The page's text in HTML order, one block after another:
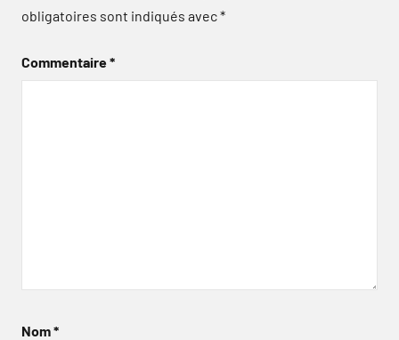
obligatoires sont indiqués avec*
Commentaire*
Nom*